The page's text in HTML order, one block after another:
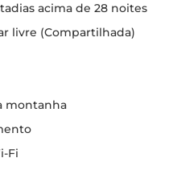
acima de 28 noites
livre (Compartilhada)
montanha
Fi